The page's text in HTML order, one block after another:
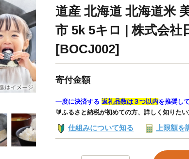
道産 北海道 北海道米
市 5k 5キロ | 株式会社
[BOCJ002]
寄付金額
一度に決済する 返礼品数は３つ以内を推奨し
🔰ふるさと納税が初めての方、詳しく知りた
仕組みについて知る 上限額を